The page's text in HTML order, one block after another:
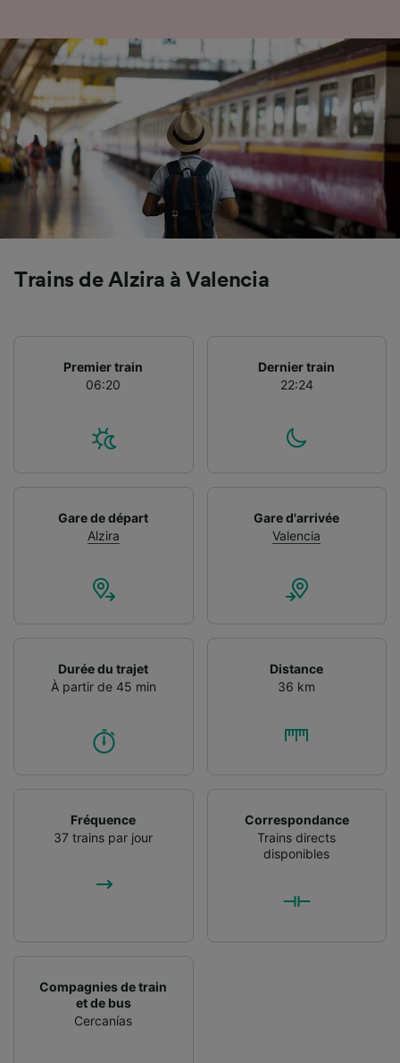
Trains de Alzira à Valencia
Premier train
06:20
Dernier train
22:24
Gare de départ
Alzira
Gare d'arrivée
Valencia
Durée du trajet
À partir de 45 min
Distance
36 km
Fréquence
37 trains par jour
Correspondance
Trains directs
disponibles
Compagnies de train
et de bus
Cercanías
informations sur un appareil. Publicités et
contenu personnalisés, mesure de
performance des publicités et du contenu,
études d’audience et développement de
services.
Liste de nos partenaires (fournisseurs)